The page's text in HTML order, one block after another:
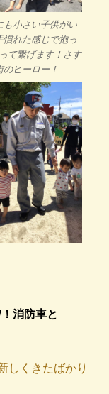
も小さい子供がい
慣れた感じで抱っ
て繋げます！さす
のヒーロー！
消防車と
しくきたばかり